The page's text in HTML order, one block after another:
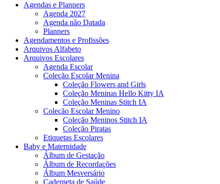
Agendas e Planners
Agenda 2027
Agenda não Datada
Planners
Agendamentos e Profissões
Arquivos Alfabeto
Arquivos Escolares
Agenda Escolar
Coleção Escolar Menina
Coleção Flowers and Girls
Coleção Meninas Hello Kitty IA
Coleção Meninas Stitch IA
Coleção Escolar Menino
Coleção Meninos Stitch IA
Coleção Piratas
Etiquetas Escolares
Baby e Maternidade
Álbum de Gestação
Álbum de Recordações
Álbum Mesversário
Caderneta de Saúde